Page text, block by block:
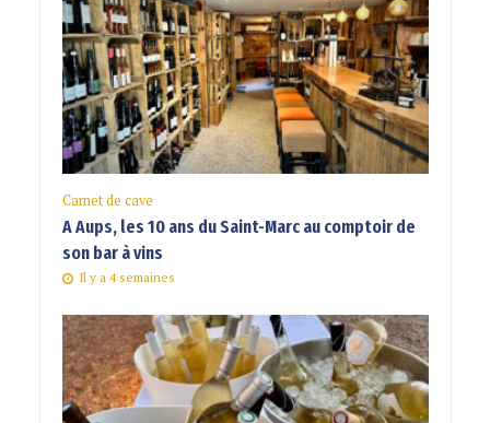
Carnet de cave
A Aups, les 10 ans du Saint-Marc au comptoir de
son bar à vins
Il y a 4 semaines